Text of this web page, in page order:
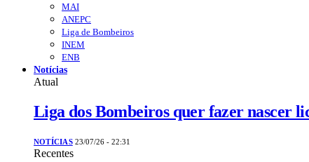
MAI
ANEPC
Liga de Bombeiros
INEM
ENB
Notícias
Atual
Liga dos Bombeiros quer fazer nascer
NOTÍCIAS 23/07/26 - 22:31
Recentes